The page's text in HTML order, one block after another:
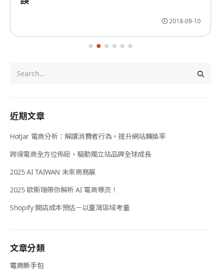
2018-09-10
近期文章
HotJar 電商分析：解讀消費者行為，提升網站轉換率
跨境電商全方位佈局，驅動獨立站品牌全球成長
2025 AI TAIWAN 未來商務展
2025 歐斯瑞帶你解析 AI 電商導流！
Shopify 開店成本預估－以臺灣區域考量
文章分類
電商新手包